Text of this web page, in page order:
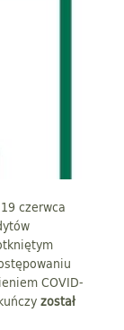
czerwca
COVID-
został